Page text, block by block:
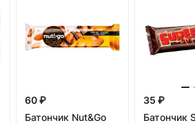
60 ₽
Батончик Nut&Go
35 ₽
Батончик